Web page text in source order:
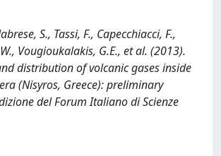
S., Tassi, F., Capecchiacci, F.,
Vougioukalakis, G.E., et al. (2013).
distribution of volcanic gases inside
(Nisyros, Greece): preliminary
del Forum Italiano di Scienze